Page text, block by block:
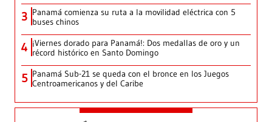
3 Panamá comienza su ruta a la movilidad eléctrica con 5
buses chinos
4 ¡Viernes dorado para Panamá!: Dos medallas de oro y un
récord histórico en Santo Domingo
5 Panamá Sub-21 se queda con el bronce en los Juegos
Centroamericanos y del Caribe